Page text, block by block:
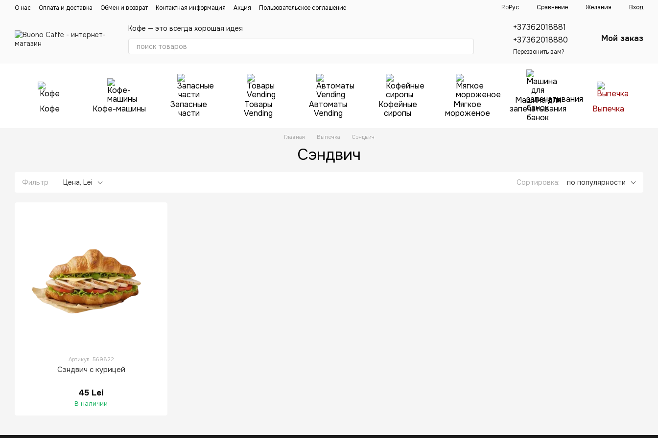
Перейти к основному контенту
О нас Оплата и доставка Обмен и возврат Контактная информация Акция Пользовательское соглашение RoРус Сравнение Желания Вход
Кофе — это всегда хорошая идея
+37362018881
+37362018880
Перезвонить вам?
Мой заказ
Кофе Кофе-машины
Запасные
части
Товары
Vending
Автоматы
Vending
Кофейные
сиропы
Мягкое
мороженое
Машина для
запечатывания
банок
Выпечка
Главная Выпечка Сэндвич
Сэндвич
Фильтр Цена, Lei Сортировка: по популярности
Артикул: 569822
Сэндвич с курицей
45 Lei
В наличии